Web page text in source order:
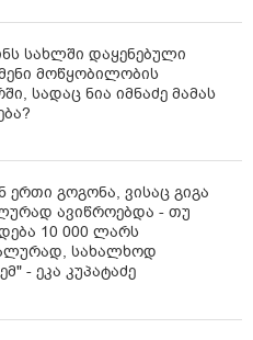
სახლში დაყენებული
მოწყობილობის
სადაც ნია იმნაძე მამას
ერთი გოგონა, ვისაც გიგა
ავიწროებდა - თუ
10 000 ლარს
სახალხოდ
- ეკა კუპატაძე